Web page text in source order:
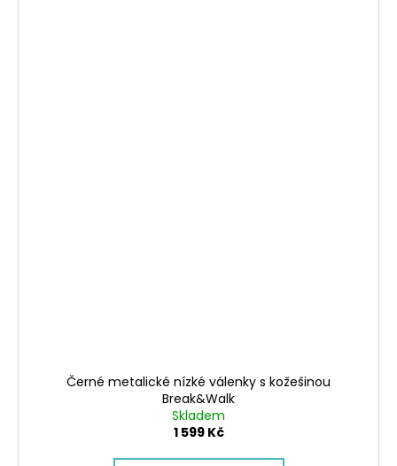
Černé metalické nízké válenky s kožešinou
Break&Walk
Skladem
1 599 Kč